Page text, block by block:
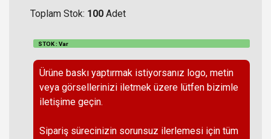
Toplam Stok: 100 Adet
STOK : Var
Ürüne baskı yaptırmak istiyorsanız logo, metin
veya görsellerinizi iletmek üzere lütfen bizimle
iletişime geçin.
Sipariş sürecinizin sorunsuz ilerlemesi için tüm